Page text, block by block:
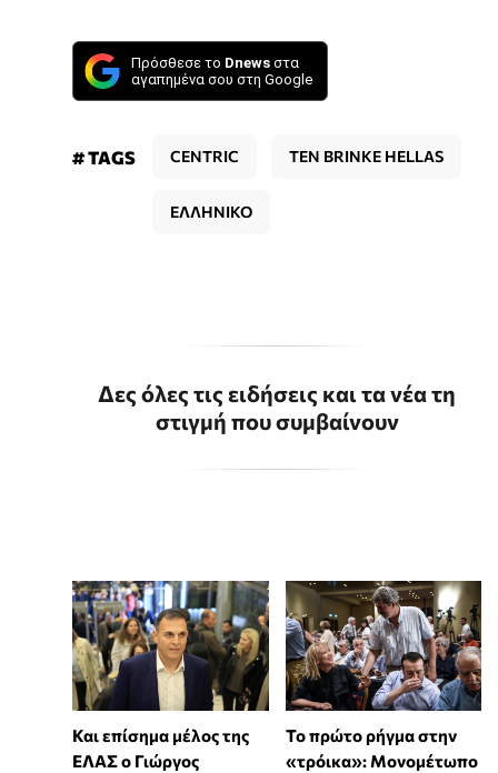
Πρόσθεσε το Dnews στα
αγαπημένα σου στη Google
# TAGS CENTRIC TEN BRINKE HELLAS
ΕΛΛΗΝΙΚΟ
Δες όλες τις ειδήσεις και τα νέα τη
στιγμή που συμβαίνουν
Και επίσημα μέλος της
ΕΛΑΣ ο Γιώργος
Το πρώτο ρήγμα στην
«τρόικα»: Μονομέτωπο